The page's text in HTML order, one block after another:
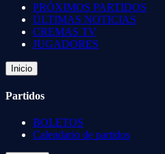
PRÓXIMOS PARTIDOS
ÚLTIMAS NOTICIAS
CREMAS TV
JUGADORES
Inicio
Partidos
BOLETOS
Calendario de partidos